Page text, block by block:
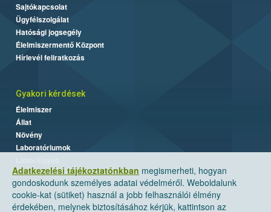
Adatkezelési tájékoztatónkban megismerheti, hogyan
gondoskodunk személyes adatai védelméről. Weboldalunk
cookie-kat (sütiket) használ a jobb felhasználói élmény
érdekében, melynek biztosításához kérjük, kattintson az
Sajtókapcsolat
Ügyfélszolgálat
Hatósági jogsegély
Élelmiszermentő Központ
Hírlevél feliratkozás
Gyakori kérdések
Élelmiszer
Állat
Növény
Laboratóriumok